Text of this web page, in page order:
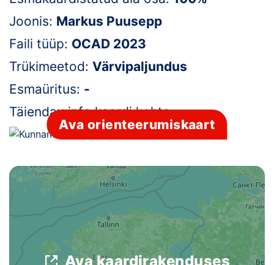
Dokumendid
Suletud maastikud
Püsirajad
Ajalugu
Koolitused
OTSI
Joonis: Markus Puusepp
Faili tüüp: OCAD 2023
Trükimeetod: Värvipaljundus
Esmaüritus: -
Täiendav info kaardi kohta:-
Ava orienteerumiskaart
Ava kaardirakenduses